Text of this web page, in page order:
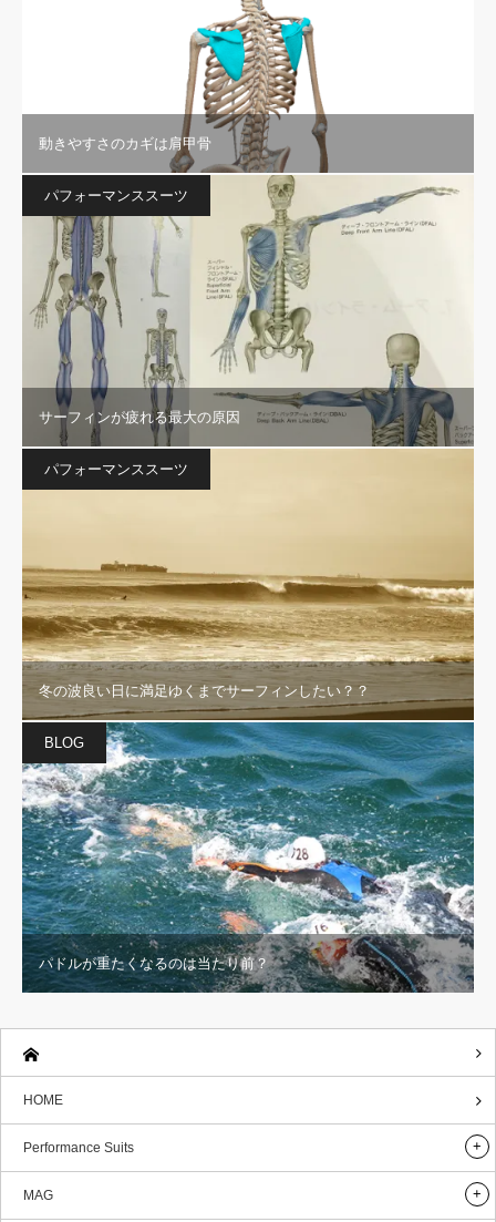
動きやすさのカギは肩甲骨
パフォーマンススーツ
サーフィンが疲れる最大の原因
パフォーマンススーツ
冬の波良い日に満足ゆくまでサーフィンしたい？？
BLOG
パドルが重たくなるのは当たり前？
HOME
Performance Suits
MAG